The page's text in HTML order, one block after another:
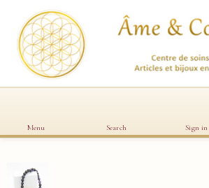
Menu Search Sign in